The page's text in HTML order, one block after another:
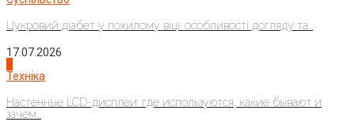
Цукровий діабет у похилому віці: особливості догляду та...
17.07.2026
Техніка
Настенные LCD-дисплеи: где используются, какие бывают и
зачем...